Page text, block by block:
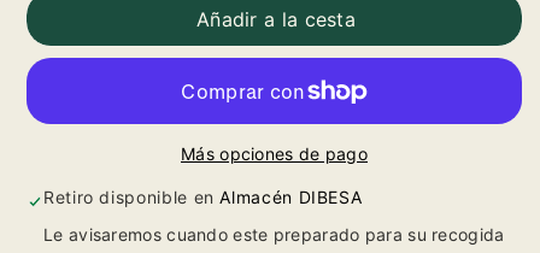
El
Valdaya
cantidad
para
El
Valiente
Valdaya
Añadir a la cesta
Más opciones de pago
Retiro disponible enAlmacén DIBESA
Le avisaremos cuando este preparado para su recogida